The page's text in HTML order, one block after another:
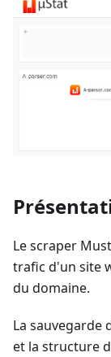
Le scraper
trafic d'un site
du domaine.
La sauvegarde
et la structure